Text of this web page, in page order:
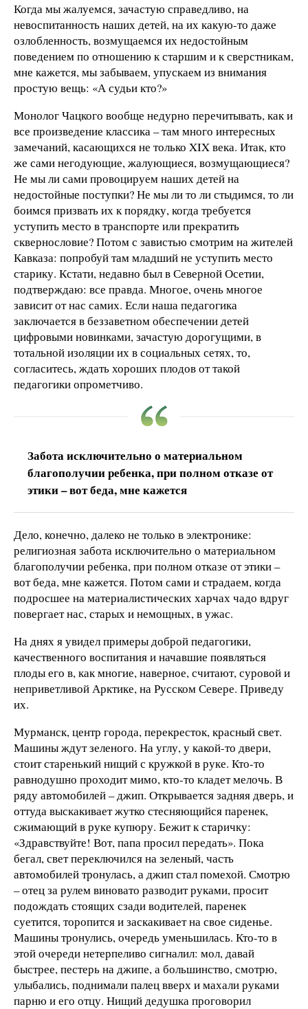
Когда мы жалуемся, зачастую справедливо, на
невоспитанность наших детей, на их какую-то даже
озлобленность, возмущаемся их недостойным
поведением по отношению к старшим и к сверстникам,
мне кажется, мы забываем, упускаем из внимания
простую вещь: «А судьи кто?»
Монолог Чацкого вообще недурно перечитывать, как и
все произведение классика – там много интересных
замечаний, касающихся не только XIX века. Итак, кто
же сами негодующие, жалующиеся, возмущающиеся?
Не мы ли сами провоцируем наших детей на
недостойные поступки? Не мы ли то ли стыдимся, то ли
боимся призвать их к порядку, когда требуется
уступить место в транспорте или прекратить
сквернословие? Потом с завистью смотрим на жителей
Кавказа: попробуй там младший не уступить место
старику. Кстати, недавно был в Северной Осетии,
подтверждаю: все правда. Многое, очень многое
зависит от нас самих. Если наша педагогика
заключается в беззаветном обеспечении детей
цифровыми новинками, зачастую дорогущими, в
тотальной изоляции их в социальных сетях, то,
согласитесь, ждать хороших плодов от такой
педагогики опрометчиво.
Забота исключительно о материальном
благополучии ребенка, при полном отказе от
этики – вот беда, мне кажется
Дело, конечно, далеко не только в электронике:
религиозная забота исключительно о материальном
благополучии ребенка, при полном отказе от этики –
вот беда, мне кажется. Потом сами и страдаем, когда
подросшее на материалистических харчах чадо вдруг
повергает нас, старых и немощных, в ужас.
На днях я увидел примеры доброй педагогики,
качественного воспитания и начавшие появляться
плоды его в, как многие, наверное, считают, суровой и
неприветливой Арктике, на Русском Севере. Приведу
их.
Мурманск, центр города, перекресток, красный свет.
Машины ждут зеленого. На углу, у какой-то двери,
стоит старенький нищий с кружкой в руке. Кто-то
равнодушно проходит мимо, кто-то кладет мелочь. В
ряду автомобилей – джип. Открывается задняя дверь, и
оттуда выскакивает жутко стесняющийся паренек,
сжимающий в руке купюру. Бежит к старичку:
«Здравствуйте! Вот, папа просил передать». Пока
бегал, свет переключился на зеленый, часть
автомобилей тронулась, а джип стал помехой. Смотрю
– отец за рулем виновато разводит руками, просит
подождать стоящих сзади водителей, паренек
суетится, торопится и заскакивает на свое сиденье.
Машины тронулись, очередь уменьшилась. Кто-то в
этой очереди нетерпеливо сигналил: мол, давай
быстрее, пестерь на джипе, а большинство, смотрю,
улыбались, поднимали палец вверх и махали руками
парню и его отцу. Нищий дедушка проговорил